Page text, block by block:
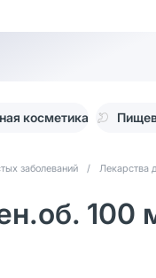
косметика
заболеваний / Лекарства
100